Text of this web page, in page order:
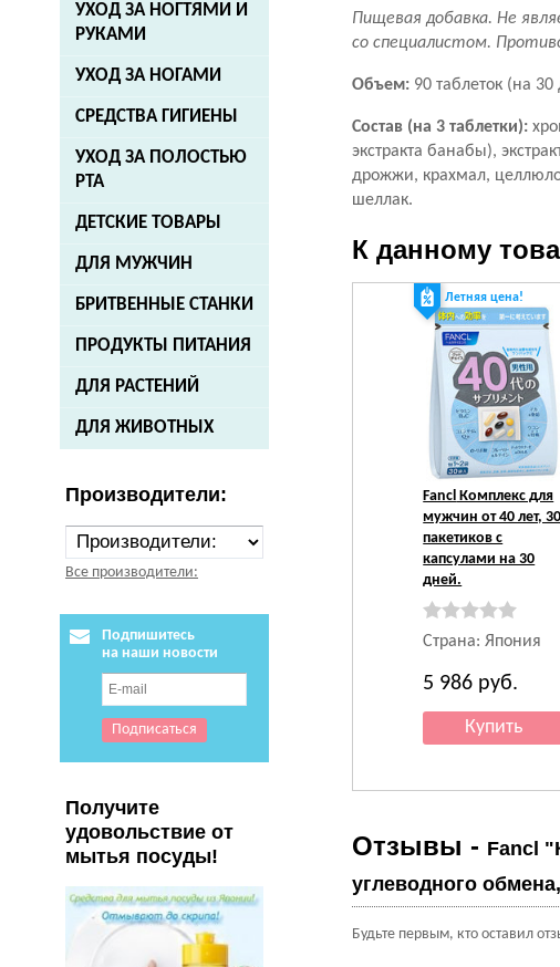
УХОД ЗА НОГТЯМИ И
РУКАМИ
УХОД ЗА НОГАМИ
СРЕДСТВА ГИГИЕНЫ
УХОД ЗА ПОЛОСТЬЮ
РТА
ДЕТСКИЕ ТОВАРЫ
ДЛЯ МУЖЧИН
БРИТВЕННЫЕ СТАНКИ
ПРОДУКТЫ ПИТАНИЯ
ДЛЯ РАСТЕНИЙ
ДЛЯ ЖИВОТНЫХ
Производители:
Все производители:
Подпишитесь
на наши новости
Получите
удовольствие от
мытья посуды!
Пищевая добавка. Не
со специалистом.
Объем: 90 таблеток (на
Состав (на 3 таблетки):
экстракта банабы),
дрожжи, крахмал,
шеллак.
К данному
Летняя цена!
Fancl Комплекс для
мужчин от 40 лет, 30
пакетиков с
капсулами на 30
дней.
Страна: Япония
5 986 руб.
Отзывы - Fancl
углеводного
Будьте первым, кто оставил